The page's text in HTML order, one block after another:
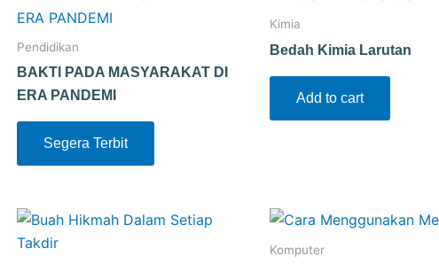
Pendidikan
BAKTI PADA MASYARAKAT DI
ERA PANDEMI
Segera Terbit
Kimia
Bedah Kimia Larutan
Add to cart
Komputer